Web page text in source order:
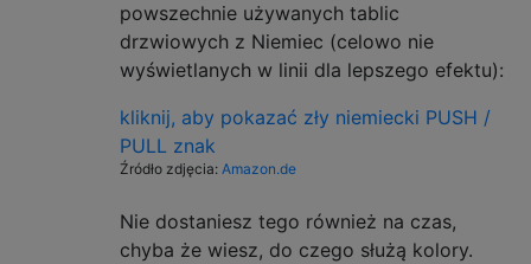
powszechnie używanych tablic
drzwiowych z Niemiec (celowo nie
wyświetlanych w linii dla lepszego efektu):
kliknij, aby pokazać zły niemiecki PUSH /
PULL znak
Źródło zdjęcia: Amazon.de
Nie dostaniesz tego również na czas,
chyba że wiesz, do czego służą kolory.